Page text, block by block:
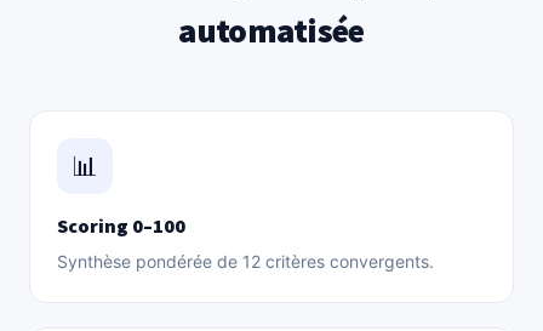
automatisée
📊
Scoring 0–100
Synthèse pondérée de 12 critères convergents.